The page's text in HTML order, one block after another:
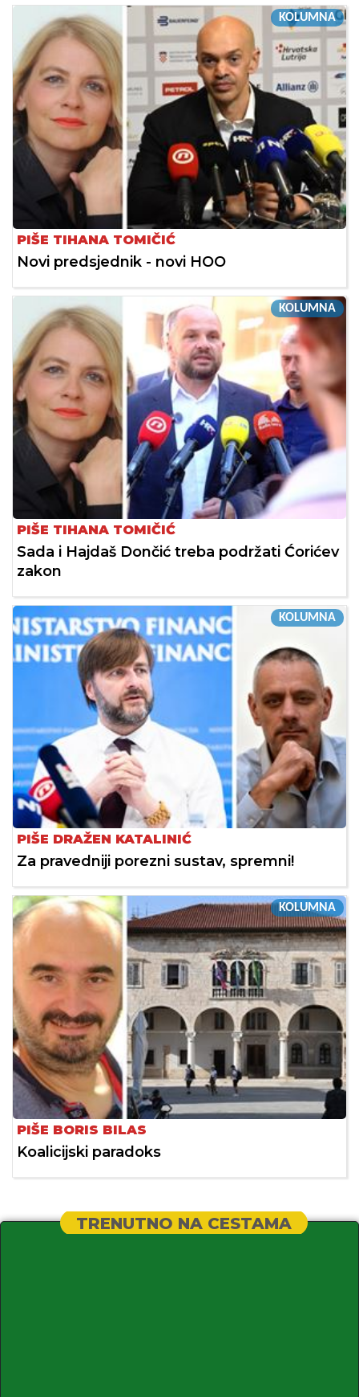
KOLUMNA
PIŠE TIHANA TOMIČIĆ
Novi predsjednik - novi HOO
KOLUMNA
PIŠE TIHANA TOMIČIĆ
Sada i Hajdaš Dončić treba podržati Ćorićev
zakon
KOLUMNA
PIŠE DRAŽEN KATALINIĆ
Za pravedniji porezni sustav, spremni!
KOLUMNA
PIŠE BORIS BILAS
Koalicijski paradoks
TRENUTNO NA CESTAMA